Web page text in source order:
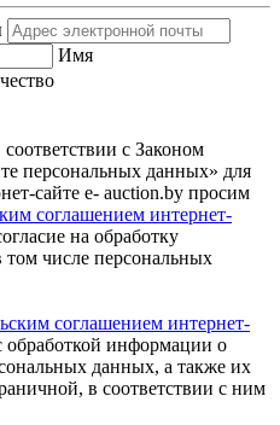
Имя
с Законом
персональных данных» для
сайте e- auction.by просим
соглашением интернет-
на обработку
числе персональных
соглашением интернет-
обработкой информации о
данных, а также их
в соответствии с ним